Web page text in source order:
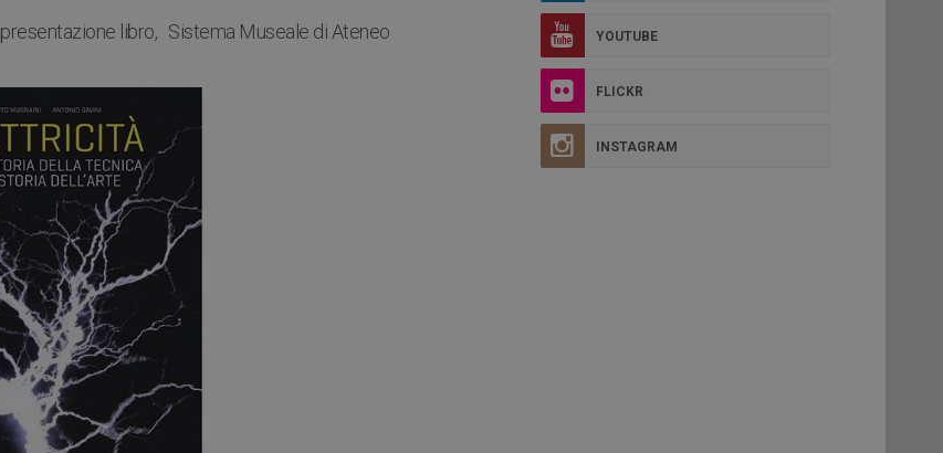
presentazione libro Sistema Museale di Ateneo YOUTUBE
FLICKR
INSTAGRAM